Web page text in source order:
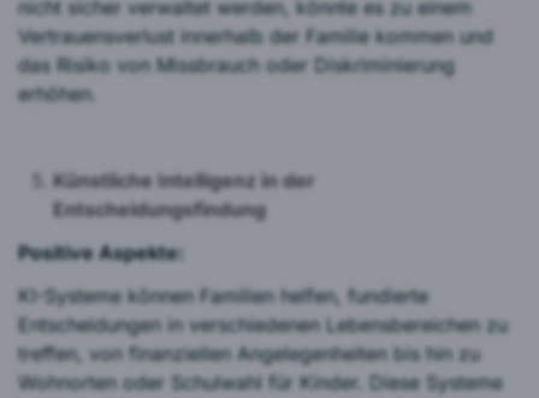
nicht sicher verwaltet werden, könnte es zu einem
Vertrauensverlust innerhalb der Familie kommen und
das Risiko von Missbrauch oder Diskriminierung
erhöhen.
Künstliche Intelligenz in der
Entscheidungsfindung
Positive Aspekte:
KI-Systeme können Familien helfen, fundierte
Entscheidungen in verschiedenen Lebensbereichen zu
treffen, von finanziellen Angelegenheiten bis hin zu
Wohnorten oder Schulwahl für Kinder. Diese Systeme